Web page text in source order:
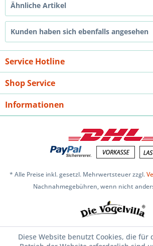
Ähnliche Artikel
Kunden haben sich ebenfalls angesehen
Service Hotline
Shop Service
Informationen
* Alle Preise inkl. gesetzl. Mehrwertsteuer zzgl.
Nachnahmegebühren, wenn nicht
Diese Website benutzt Cookies, die für